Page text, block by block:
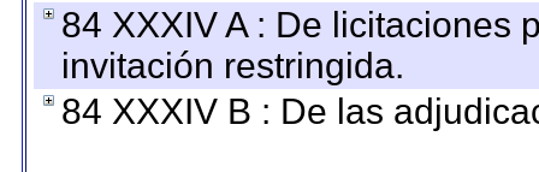
84 XXXIV A : De licitaciones
invitación restringida.
84 XXXIV B : De las